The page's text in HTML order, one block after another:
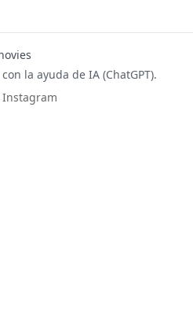
la ayuda de IA (ChatGPT).
Instagram